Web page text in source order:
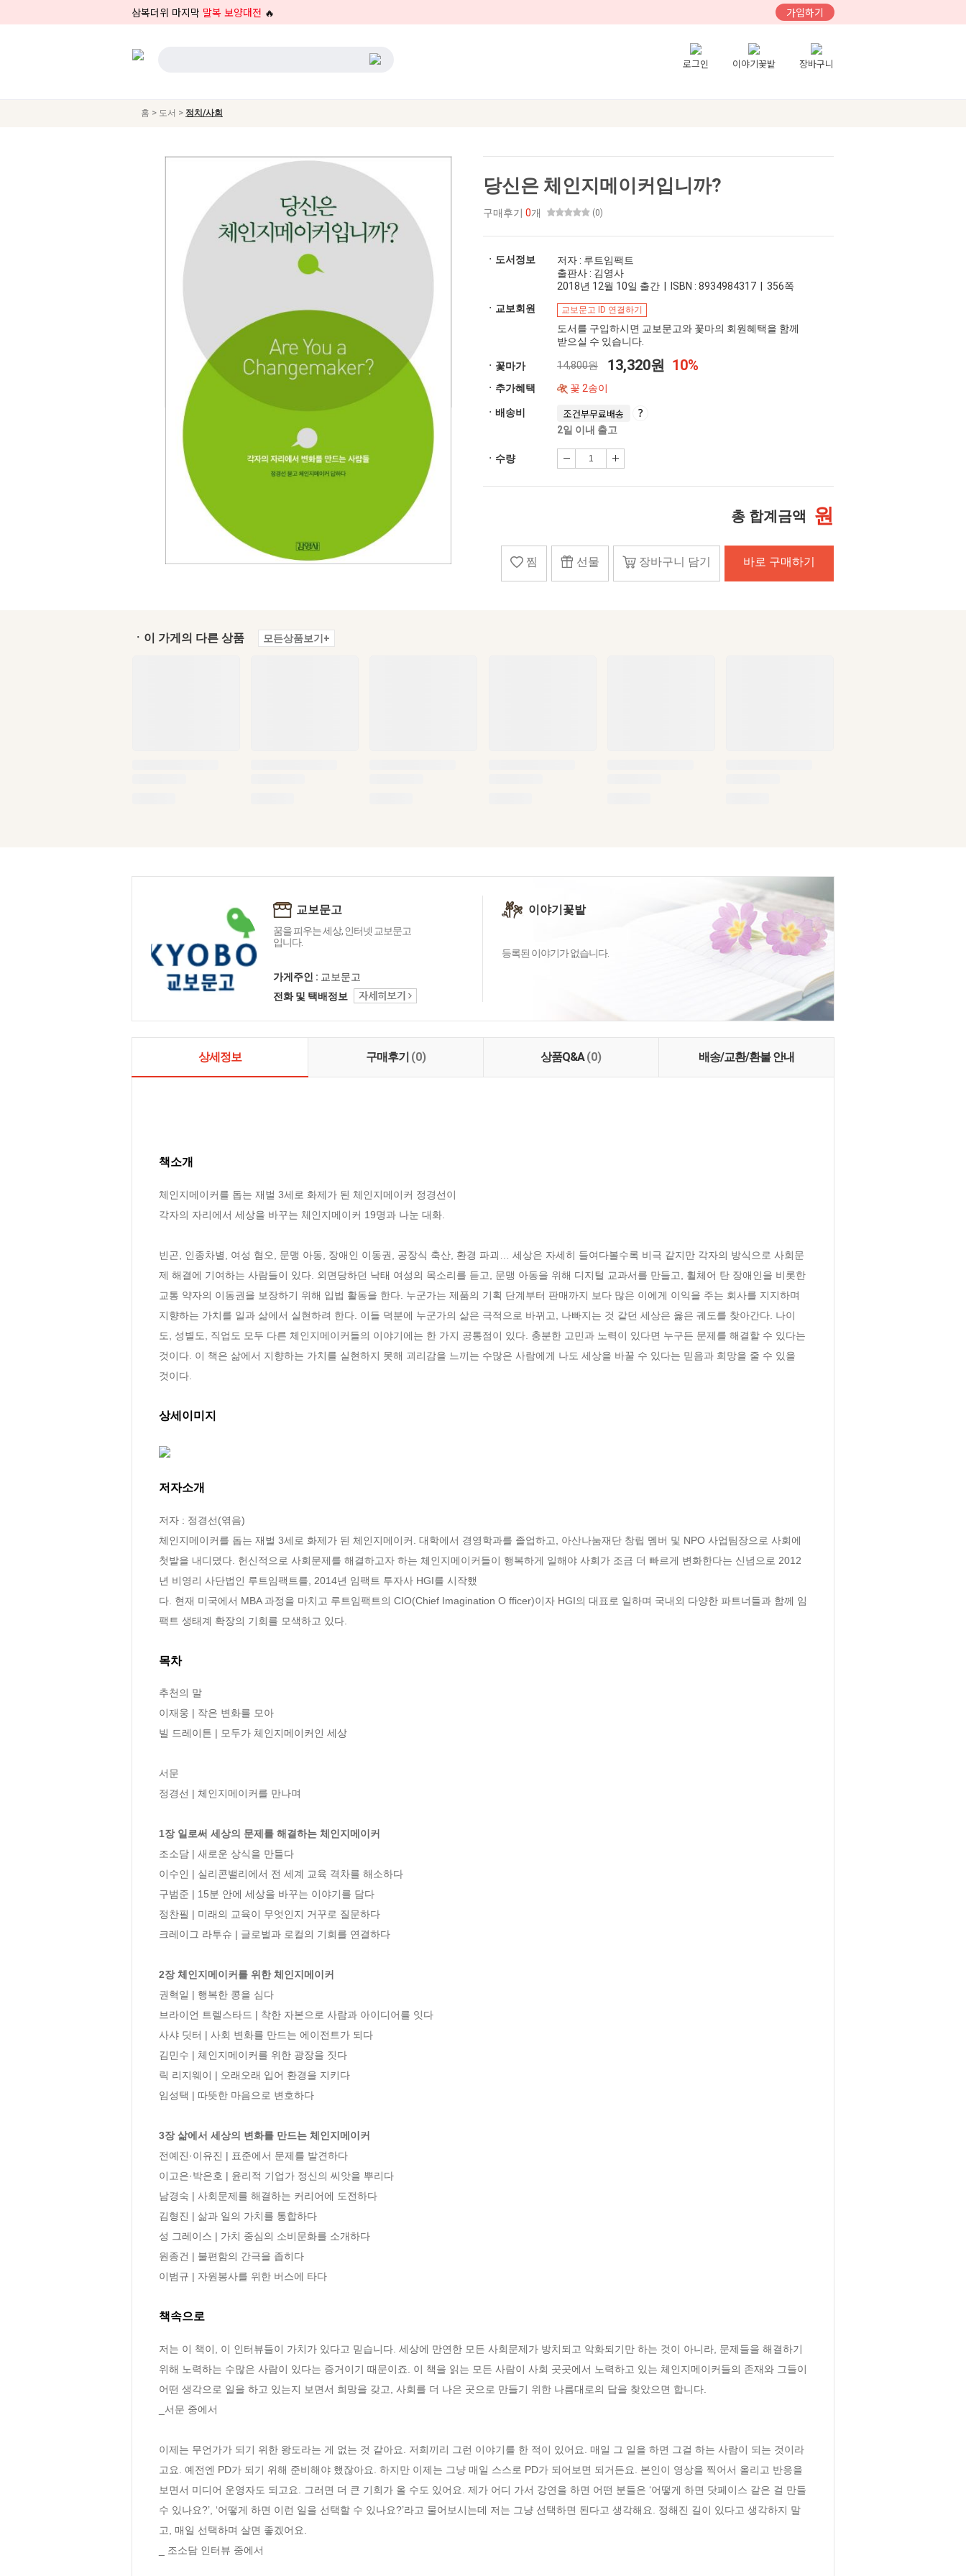
삼복더위 마지막 말복 보양대전 🔥 가입하기
로그인 이야기꽃밭 장바구니
홈 > 도서 > 정치/사회
당신은 체인지메이커입니까?
구매후기 0개 (0)
ㆍ도서정보
저자 : 루트임팩트
출판사 : 김영사
2018년 12월 10일 출간 | ISBN : 8934984317 | 356쪽
ㆍ교보회원
교보문고 ID 연결하기
도서를 구입하시면 교보문고와 꽃마의 회원혜택을 함께
받으실 수 있습니다.
ㆍ꽃마가 14,800원 13,320원 10%
ㆍ추가혜택 꽃 2송이
ㆍ배송비 조건부무료배송
2일 이내 출고
ㆍ수량
총 합계금액 원
찜 선물 장바구니 담기 바로 구매하기
ㆍ이 가게의 다른 상품 모든상품보기+
교보문고
꿈을 피우는 세상, 인터넷 교보문고
입니다.
가게주인 : 교보문고
전화 및 택배정보
이야기꽃밭
등록된 이야기가 없습니다.
상세정보 구매후기 (0) 상품Q&A(0) 배송/교환/환불 안내
책소개
체인지메이커를 돕는 재벌 3세로 화제가 된 체인지메이커 정경선이
각자의 자리에서 세상을 바꾸는 체인지메이커 19명과 나눈 대화.
빈곤, 인종차별, 여성 혐오, 문맹 아동, 장애인 이동권, 공장식 축산, 환경 파괴… 세상은 자세히 들여다볼수록 비극 같지만 각자의 방식으로 사회문
제 해결에 기여하는 사람들이 있다. 외면당하던 낙태 여성의 목소리를 듣고, 문맹 아동을 위해 디지털 교과서를 만들고, 휠체어 탄 장애인을 비롯한
교통 약자의 이동권을 보장하기 위해 입법 활동을 한다. 누군가는 제품의 기획 단계부터 판매까지 보다 많은 이에게 이익을 주는 회사를 지지하며
지향하는 가치를 일과 삶에서 실현하려 한다. 이들 덕분에 누군가의 삶은 극적으로 바뀌고, 나빠지는 것 같던 세상은 옳은 궤도를 찾아간다. 나이
도, 성별도, 직업도 모두 다른 체인지메이커들의 이야기에는 한 가지 공통점이 있다. 충분한 고민과 노력이 있다면 누구든 문제를 해결할 수 있다는
것이다. 이 책은 삶에서 지향하는 가치를 실현하지 못해 괴리감을 느끼는 수많은 사람에게 나도 세상을 바꿀 수 있다는 믿음과 희망을 줄 수 있을
것이다.
상세이미지
저자소개
저자 : 정경선(엮음)
체인지메이커를 돕는 재벌 3세로 화제가 된 체인지메이커. 대학에서 경영학과를 졸업하고, 아산나눔재단 창립 멤버 및 NPO 사업팀장으로 사회에
첫발을 내디뎠다. 헌신적으로 사회문제를 해결하고자 하는 체인지메이커들이 행복하게 일해야 사회가 조금 더 빠르게 변화한다는 신념으로 2012
년 비영리 사단법인 루트임팩트를, 2014년 임팩트 투자사 HGI를 시작했
다. 현재 미국에서 MBA 과정을 마치고 루트임팩트의 CIO(Chief Imagination O fficer)이자 HGI의 대표로 일하며 국내외 다양한 파트너들과 함께 임
팩트 생태계 확장의 기회를 모색하고 있다.
목차
추천의 말
이재웅 | 작은 변화를 모아
빌 드레이튼 | 모두가 체인지메이커인 세상
서문
정경선 | 체인지메이커를 만나며
1장 일로써 세상의 문제를 해결하는 체인지메이커
조소담 | 새로운 상식을 만들다
이수인 | 실리콘밸리에서 전 세계 교육 격차를 해소하다
구범준 | 15분 안에 세상을 바꾸는 이야기를 담다
정찬필 | 미래의 교육이 무엇인지 거꾸로 질문하다
크레이그 라투슈 | 글로벌과 로컬의 기회를 연결하다
2장 체인지메이커를 위한 체인지메이커
권혁일 | 행복한 콩을 심다
브라이언 트렐스타드 | 착한 자본으로 사람과 아이디어를 잇다
사샤 딧터 | 사회 변화를 만드는 에이전트가 되다
김민수 | 체인지메이커를 위한 광장을 짓다
릭 리지웨이 | 오래오래 입어 환경을 지키다
임성택 | 따뜻한 마음으로 변호하다
3장 삶에서 세상의 변화를 만드는 체인지메이커
전예진·이유진 | 표준에서 문제를 발견하다
이고은·박은호 | 윤리적 기업가 정신의 씨앗을 뿌리다
남경숙 | 사회문제를 해결하는 커리어에 도전하다
김형진 | 삶과 일의 가치를 통합하다
성 그레이스 | 가치 중심의 소비문화를 소개하다
원종건 | 불편함의 간극을 좁히다
이범규 | 자원봉사를 위한 버스에 타다
책속으로
저는 이 책이, 이 인터뷰들이 가치가 있다고 믿습니다. 세상에 만연한 모든 사회문제가 방치되고 악화되기만 하는 것이 아니라, 문제들을 해결하기
위해 노력하는 수많은 사람이 있다는 증거이기 때문이죠. 이 책을 읽는 모든 사람이 사회 곳곳에서 노력하고 있는 체인지메이커들의 존재와 그들이
어떤 생각으로 일을 하고 있는지 보면서 희망을 갖고, 사회를 더 나은 곳으로 만들기 위한 나름대로의 답을 찾았으면 합니다.
_서문 중에서
이제는 무언가가 되기 위한 왕도라는 게 없는 것 같아요. 저희끼리 그런 이야기를 한 적이 있어요. 매일 그 일을 하면 그걸 하는 사람이 되는 것이라
고요. 예전엔 PD가 되기 위해 준비해야 했잖아요. 하지만 이제는 그냥 매일 스스로 PD가 되어보면 되거든요. 본인이 영상을 찍어서 올리고 반응을
보면서 미디어 운영자도 되고요. 그러면 더 큰 기회가 올 수도 있어요. 제가 어디 가서 강연을 하면 어떤 분들은 ‘어떻게 하면 닷페이스 같은 걸 만들
수 있나요?’, ‘어떻게 하면 이런 일을 선택할 수 있나요?’라고 물어보시는데 저는 그냥 선택하면 된다고 생각해요. 정해진 길이 있다고 생각하지 말
고, 매일 선택하며 살면 좋겠어요.
_ 조소담 인터뷰 중에서